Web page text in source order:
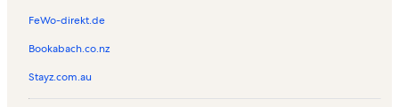
FeWo-direkt.de
Bookabach.co.nz
Stayz.com.au